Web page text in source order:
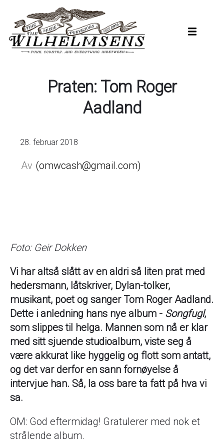
hovedinnhold
Praten: Tom Roger
Aadland
28. februar 2018
omwcash@gmail.com
Foto: Geir Dokken
Vi har altså slått av en aldri så liten prat med
hedersmann, låtskriver, Dylan-tolker,
musikant, poet og sanger Tom Roger Aadland.
Dette i anledning hans nye album - Songfugl,
som slippes til helga. Mannen som nå er klar
med sitt sjuende studioalbum, viste seg å
være akkurat like hyggelig og flott som antatt,
og det var derfor en sann fornøyelse å
intervjue han. Så, la oss bare ta fatt på hva vi
sa.
OM: God eftermidag! Gratulerer med nok et
strålende album.